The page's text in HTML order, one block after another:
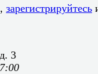
зарегистрируйтесь
3